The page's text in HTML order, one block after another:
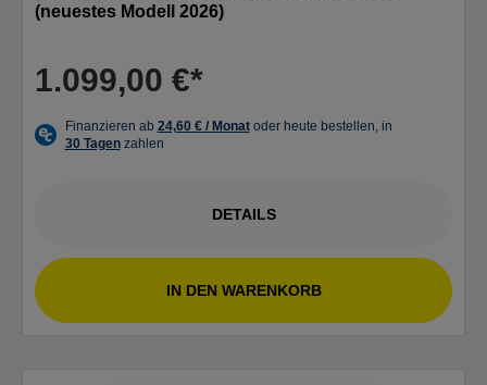
(neuestes Modell 2026)
1.099,00 €*
DETAILS
IN DEN WARENKORB